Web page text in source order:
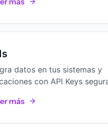
datos en tus sistemas y
con API Keys
más